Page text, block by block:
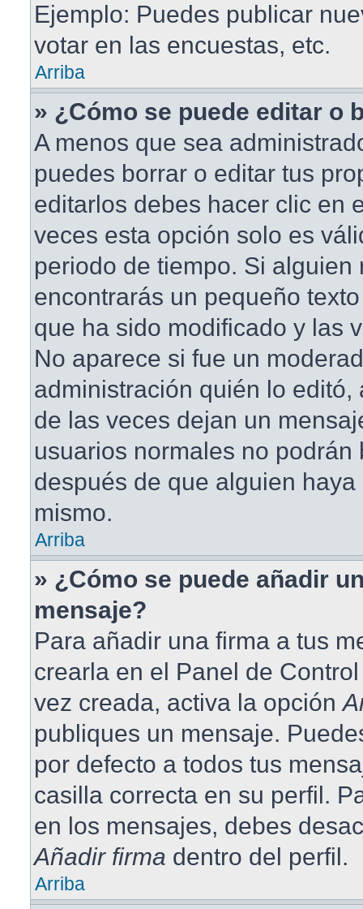
Ejemplo: Puedes publicar
votar en las encuestas, etc.
Arriba
» ¿Cómo se puede editar o
A menos que sea
puedes borrar o editar tus
editarlos debes hacer clic en
veces esta opción solo es
periodo de tiempo. Si alguien
encontrarás un pequeño
que ha sido modificado y las
No aparece si fue un
administración quién lo editó,
de las veces dejan un
usuarios normales no podrán
después de que alguien
mismo.
Arriba
» ¿Cómo se puede añadir
mensaje?
Para añadir una firma a tus
crearla en el Panel de
vez creada, activa la opción
publiques un mensaje.
por defecto a todos tus
casilla correcta en su perfil.
en los mensajes, debes
Añadir firma dentro del perfil.
Arriba